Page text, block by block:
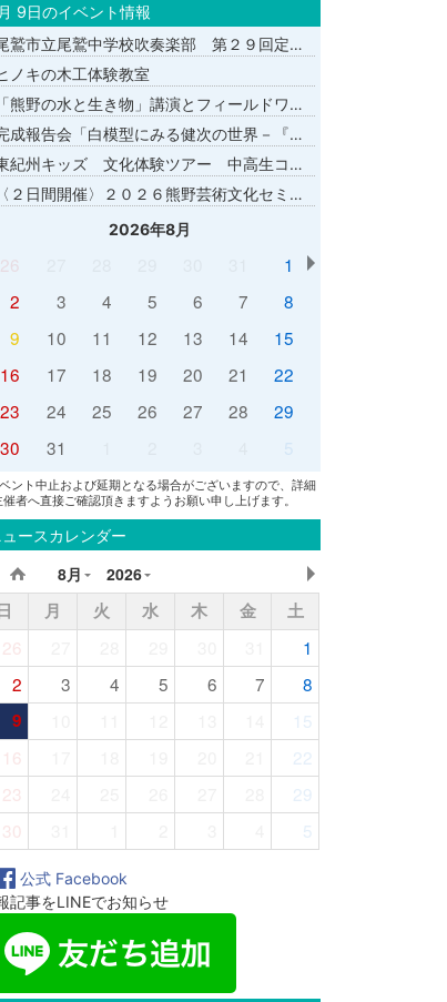
9日のイベント情報
鷲市立尾鷲中学校吹奏楽部 第２９回定期演奏会
ノキの木工体験教室
「熊野の水と生き物」講演とフィールドワーク
成報告会「白模型にみる健次の世界－『千年の愉楽』『奇蹟』より－」
紀州キッズ 文化体験ツアー 中高生コース
〈２日間開催〉２０２６熊野芸術文化セミナー
2026年8月
26
1
2
3 4 5 6 7
8
9
10 11 12 13 14
15
16
17 18 19 20 21
22
23
24 25 26 27 28
29
30
31 5
ント中止および延期となる場合がございますので、詳細
催者へ直接ご確認頂きますようお願い申し上げます。
ュースカレンダー
8月 2026
月 火 水 木 金
土
26
1
2
3 4 5 6 7
8
9
15
16
22
23
29
30
5
公式 Facebook
記事をLINEでお知らせ